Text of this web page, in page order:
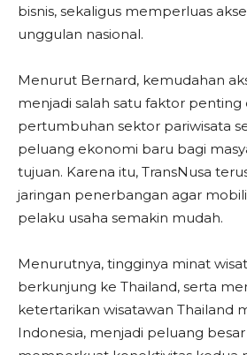
bisnis, sekaligus memperluas
unggulan nasional.
Menurut Bernard, kemudahan
menjadi salah satu faktor
pertumbuhan sektor pariwisata
peluang ekonomi baru bagi
tujuan. Karena itu, TransNusa
jaringan penerbangan agar
pelaku usaha semakin mudah.
Menurutnya, tingginya minat
berkunjung ke Thailand, serta
ketertarikan wisatawan Thailand
Indonesia, menjadi peluang